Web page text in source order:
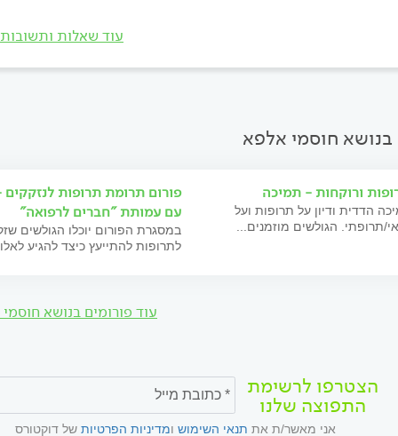
עוד שאלות ותשובות
בנושא חוסמי אלפא
ורוקחות - תמיכה
הדדית ודיון על תרופות ועל
תרופתי. הגולשים מוזמנים...
פורום תרומת תרופות
עם עמותת "חברים לרפואה"
במסגרת הפורום יוכלו הגולשים
לתרופות להתייעץ כיצד להגיע
עוד פורומים בנושא
הצטרפו לרשימת
התפוצה שלנו
אני מאשר/ת את תנאי השימוש ומדיניות הפרטיות של דוקטורס